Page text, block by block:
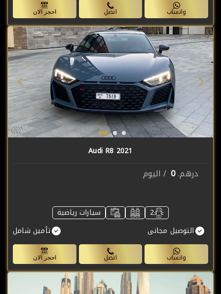
واتساب اتصل احجز الان
Audi R8 2021
درهم.0 / اليوم
2
سيارات رياضية
التوصيل مجانى
تأمين شامل
واتساب اتصل احجز الان